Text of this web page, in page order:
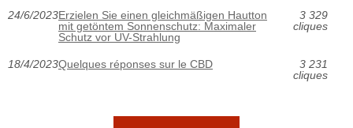
24/6/2023Erzielen Sie einen gleichmäßigen Hautton
mit getöntem Sonnenschutz: Maximaler
Schutz vor UV-Strahlung
3 329
cliques
18/4/2023Quelques réponses sur le CBD
3 231
cliques